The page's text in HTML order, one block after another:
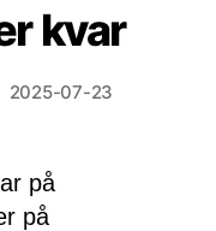
kvar
2025-07-23
på
på